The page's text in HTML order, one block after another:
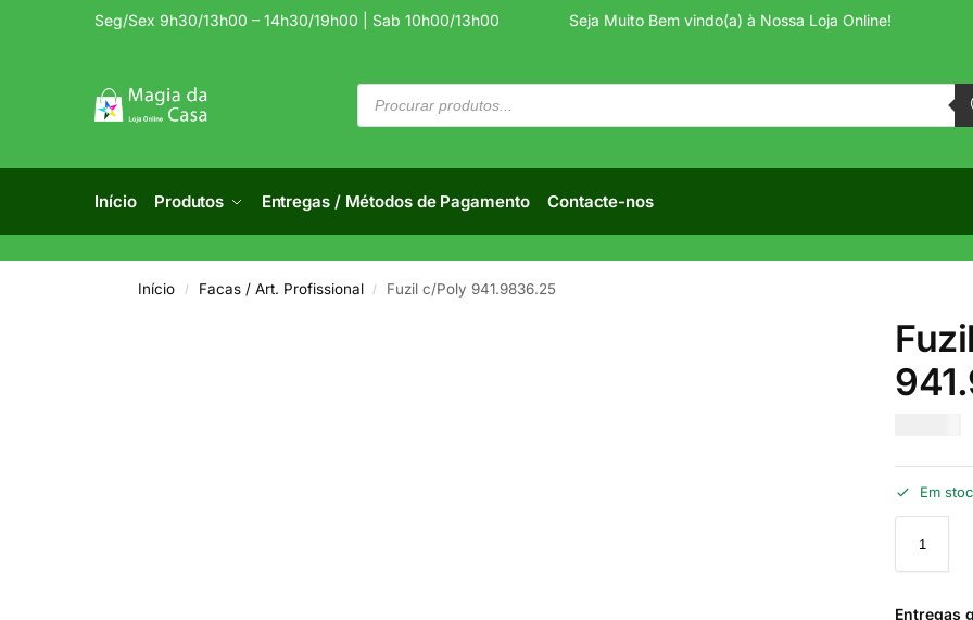
Seg/Sex 9h30/13h00 – 14h30/19h00 | Sab 10h00/13h00 Seja Muito Bem vindo(a) à Nossa Loja Online!
Início Produtos Entregas / Métodos de Pagamento Contacte-nos
Início / Facas / Art. Profissional / Fuzil c/Poly 941.9836.25
Em
Entregas